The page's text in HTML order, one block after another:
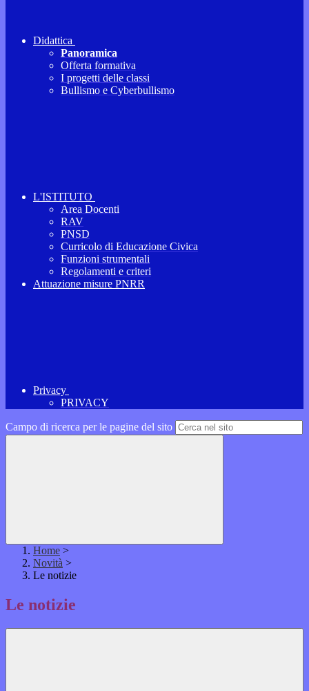
Didattica
Panoramica
Offerta formativa
I progetti delle classi
Bullismo e Cyberbullismo
L'ISTITUTO
Area Docenti
RAV
PNSD
Curricolo di Educazione Civica
Funzioni strumentali
Regolamenti e criteri
Attuazione misure PNRR
Privacy
PRIVACY
Campo di ricerca per le pagine del sito
Home >
Novità >
Le notizie
Le notizie